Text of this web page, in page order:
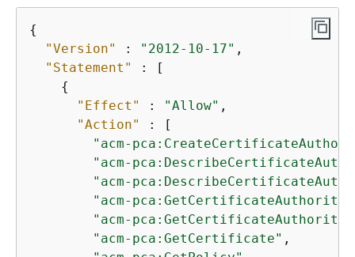
{
"Version"
: "2012-10-17" ,
"Statement"
: [
{
"Effect"
: "Allow" ,
"Action"
: [
"acm-
"acm-
"acm-
"acm-
"acm-
"acm-pca:GetCertificate" ,